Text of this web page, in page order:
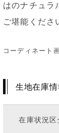
はのナチュラ
ご堪能くださ
コーディネート
生地在庫情
在庫状況区